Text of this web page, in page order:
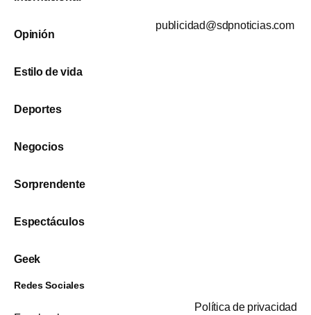
Opinión
Estilo de vida
Deportes
Negocios
Sorprendente
Espectáculos
Geek
publicidad@sdpnoticias.com
Redes Sociales
Política de privacidad